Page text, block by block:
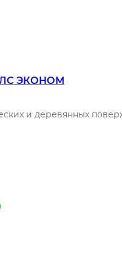
ЭКОНОМ
и деревянных